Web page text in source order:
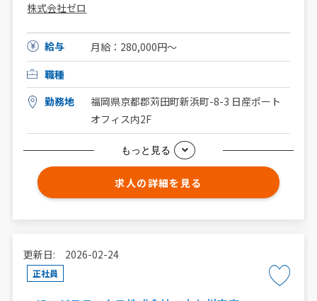
株式会社ゼロ
給与
月給：280,000円〜
職種
勤務地
福岡県京都郡苅田町新浜町-8-3 日産ポート
オフィス内2F
もっと見る
求人の詳細を見る
更新日: 2026-02-24
正社員